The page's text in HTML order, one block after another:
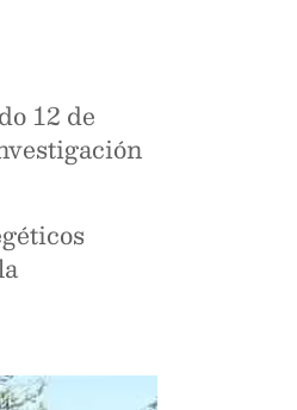
12 de